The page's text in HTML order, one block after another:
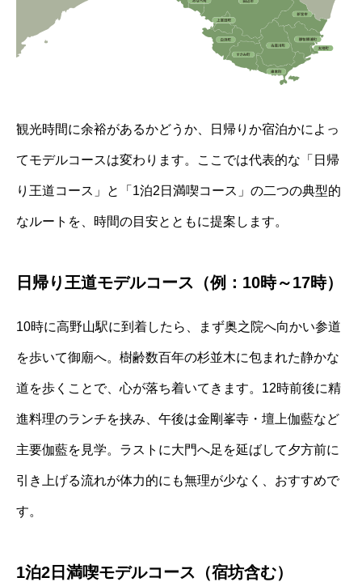
観光時間に余裕があるかどうか、日帰りか宿泊かによっ
てモデルコースは変わります。ここでは代表的な「日帰
り王道コース」と「1泊2日満喫コース」の二つの典型的
なルートを、時間の目安とともに提案します。
日帰り王道モデルコース（例：10時～17時）
10時に高野山駅に到着したら、まず奥之院へ向かい参道
を歩いて御廟へ。樹齢数百年の杉並木に包まれた静かな
道を歩くことで、心が落ち着いてきます。12時前後に精
進料理のランチを挟み、午後は金剛峯寺・壇上伽藍など
主要伽藍を見学。ラストに大門へ足を延ばして夕方前に
引き上げる流れが体力的にも無理が少なく、おすすめで
す。
1泊2日満喫モデルコース（宿坊含む）